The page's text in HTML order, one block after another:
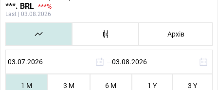
***. BRL ***%
Last | 03.08.2026
Архів
—
1 M 3 M 6 M 1 Y 3 Y